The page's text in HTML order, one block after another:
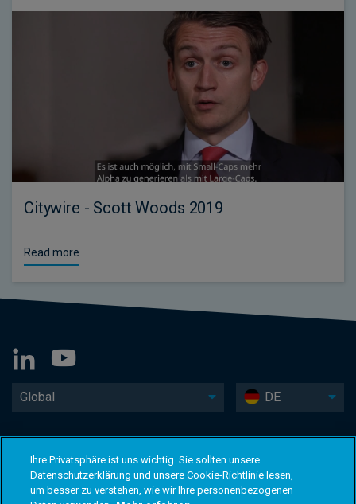
Citywire - Scott Woods 2019
Read more
Global DE
Ihre Privatsphäre ist uns wichtig. Sie sollten unsere
Datenschutzerklärung und unsere Cookie-Richtlinie lesen,
um besser zu verstehen, wie wir Ihre personenbezogenen